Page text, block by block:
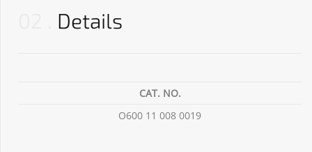
Details
CAT. NO.
O600 11 008 0019